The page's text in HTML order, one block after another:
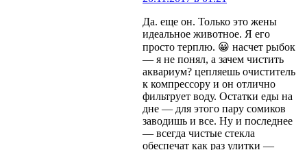
Да. еще он. Только это жены
идеальное животное. Я его
просто терплю. 😀 насчет рыбок
— я не понял, а зачем чистить
аквариум? цепляешь очиститель
к компрессору и он отлично
фильтрует воду. Остатки еды на
дне — для этого пару сомиков
заводишь и все. Ну и последнее
— всегда чистые стекла
обеспечат как раз улитки —